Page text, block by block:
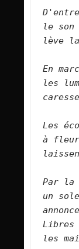
le son
lève
En
les
Les
à
Par la
un
Libres
les